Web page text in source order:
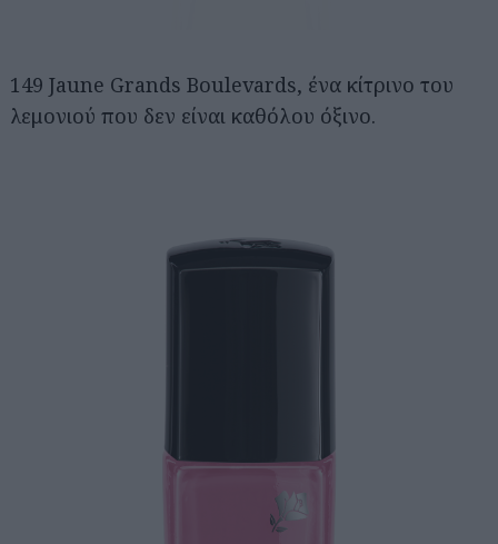
149 Jaune Grands Boulevards, ένα κίτρινο του
λεμονιού που δεν είναι καθόλου όξινο.